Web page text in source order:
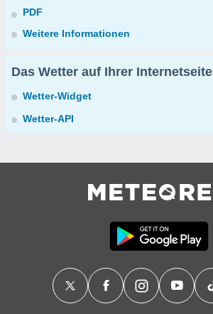
PDF
Weitere Informationen
Das Wetter auf Ihrer Internetseite
Wetter-Widget
Wetter-API